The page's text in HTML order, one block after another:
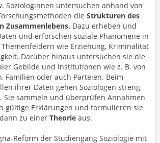
Soziologinnen untersuchen anhand von
die Strukturen des
Zusammenlebens. Dazu erheben und
und erforschen soziale Phänomene in
wie Erziehung, Kriminalität
Darüber hinaus untersuchen sie die
Gebilde und Institutionen wie z. B. von
Familien oder auch Parteien. Beim
ihrer Daten gehen Soziologen streng
Sie sammeln und überprüfen Annahmen
gültige Erklärungen und formulieren sie
dann zu einer Theorie aus.
Reform der Studiengang Soziologie mit